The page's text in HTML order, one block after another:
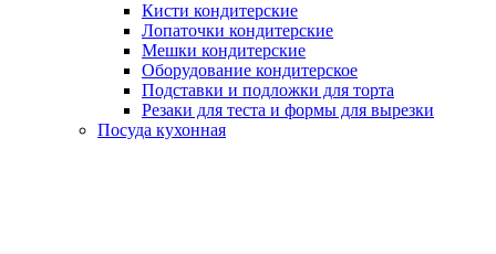
Кисти кондитерские
Лопаточки кондитерские
Мешки кондитерские
Оборудование кондитерское
Подставки и подложки для торта
Резаки для теста и формы для вырезки
Посуда кухонная